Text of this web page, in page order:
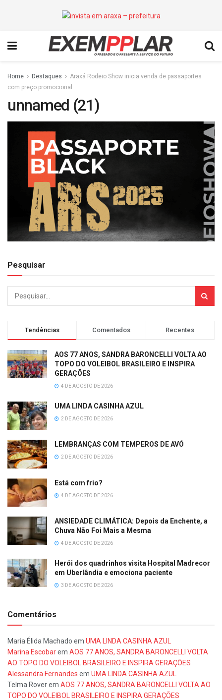
Home Destaques
Araxá Rodeio Show inicia venda de passaportes
com preço promocional
unnamed (21)
Pesquisar
Tendências Comentados Recentes
AOS 77 ANOS, SANDRA BARONCELLI VOLTA AO
TOPO DO VOLEIBOL BRASILEIRO E INSPIRA
GERAÇÕES
4 DE AGOSTO DE 2026
UMA LINDA CASINHA AZUL
2 DE AGOSTO DE 2026
LEMBRANÇAS COM TEMPEROS DE AVÓ
2 DE AGOSTO DE 2026
Está com frio?
4 DE AGOSTO DE 2026
ANSIEDADE CLIMÁTICA: Depois da Enchente, a
Chuva Não Foi Mais a Mesma
4 DE AGOSTO DE 2026
Herói dos quadrinhos visita Hospital Madrecor
em Uberlândia e emociona paciente
3 DE AGOSTO DE 2026
Comentários
Maria Élida Machado em UMA LINDA CASINHA AZUL
Marina Escobarem AOS 77 ANOS, SANDRA BARONCELLI VOLTA
AO TOPO DO VOLEIBOL BRASILEIRO E INSPIRA GERAÇÕES
Alessandra Fernandes em UMA LINDA CASINHA AZUL
Telma Roverem AOS 77 ANOS, SANDRA BARONCELLI VOLTA AO
TOPO DO VOLEIBOL BRASILEIRO E INSPIRA GERAÇÕES